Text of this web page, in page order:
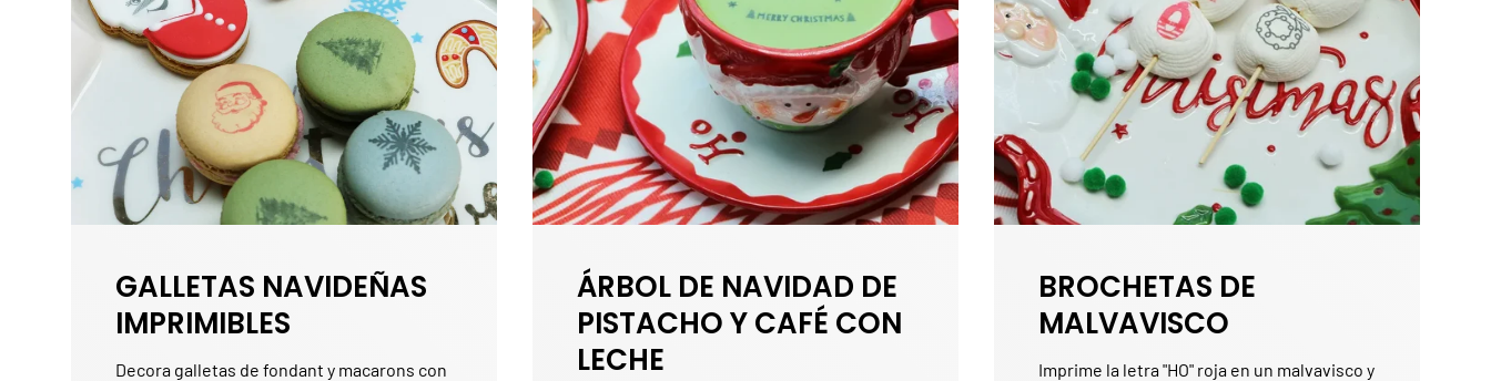
GALLETAS NAVIDEÑAS
IMPRIMIBLES
Decora galletas de fondant y macarons con
ÁRBOL DE NAVIDAD DE
PISTACHO Y CAFÉ CON
LECHE
BROCHETAS DE
MALVAVISCO
Imprime la letra "HO" roja en un malvavisco y